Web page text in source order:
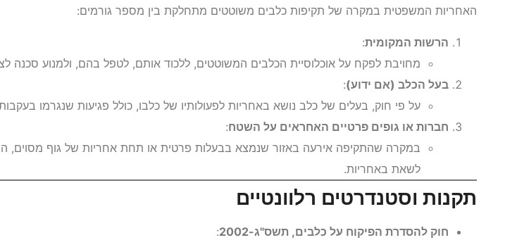
האחריות המשפטית במקרה של תקיפות כלבים משוטטים מתחלקת בין מספר גורמים:
הרשות המקומית:
מחויבת לפקח על אוכלוסיית הכלבים המשוטטים, ללכוד אותם, לטפל בהם, ולמנוע סכנה
בעל הכלב (אם ידוע):
על פי חוק, בעלים של כלב נושא באחריות לפעולותיו של כלבו, כולל פגיעות שנגרמו
חברות או גופים פרטיים האחראים על השטח:
במקרה שהתקיפה אירעה באזור שנמצא בבעלות פרטית או תחת אחריות של גוף מסוים,
לשאת באחריות.
תקנות וסטנדרטים רלוונטיים
חוק להסדרת הפיקוח על כלבים, תשס"ג-2002
: